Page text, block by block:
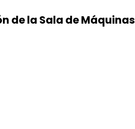
de la Sala de Máquinas